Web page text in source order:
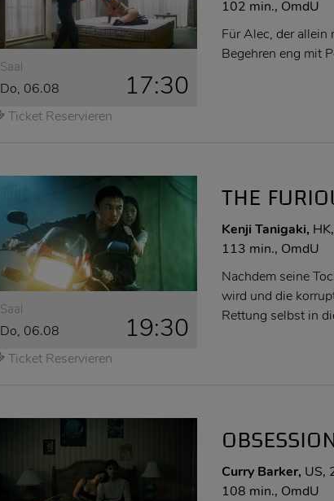
Saal
Do, 06.08 17:30
Ticket Reservieren
102 min., OmdU
Für Alec, der allein
Begehren eng mit
Saal
Do, 06.08 19:30
Ticket Reservieren
THE
Kenji Tanigaki,
113 min., OmdU
Nachdem seine
wird und die
Rettung selbst in
Curry Barker, US,
108 min., OmdU